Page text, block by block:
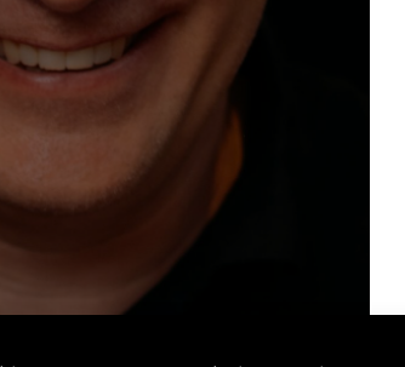
Zeigen. Lernen.